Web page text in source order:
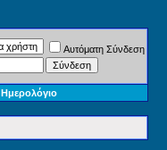
Αυτόματη Σύνδεση
Ημερολόγιο